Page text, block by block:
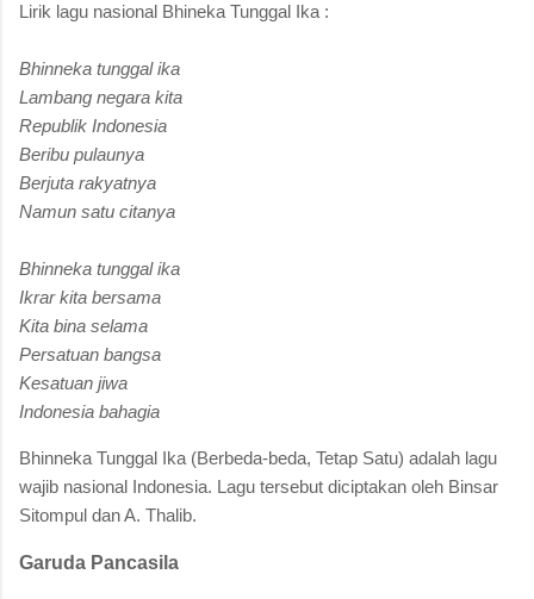
Lirik lagu nasional Bhineka Tunggal Ika :
Bhinneka tunggal ika
Lambang negara kita
Republik Indonesia
Beribu pulaunya
Berjuta rakyatnya
Namun satu citanya
Bhinneka tunggal ika
Ikrar kita bersama
Kita bina selama
Persatuan bangsa
Kesatuan jiwa
Indonesia bahagia
Bhinneka Tunggal Ika (Berbeda-beda, Tetap Satu) adalah lagu
wajib nasional Indonesia. Lagu tersebut diciptakan oleh Binsar
Sitompul dan A. Thalib.
Garuda Pancasila